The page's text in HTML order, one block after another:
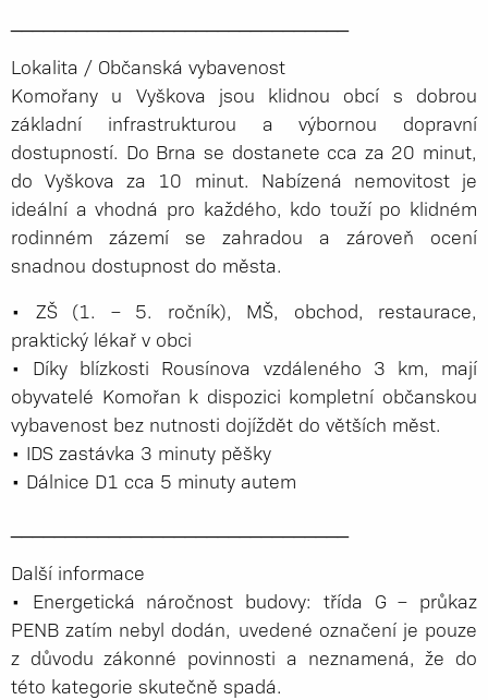
Lokalita / Občanská vybavenost
Komořany u Vyškova jsou klidnou obcí s dobrou
základní infrastrukturou a výbornou dopravní
dostupností. Do Brna se dostanete cca za 20 minut,
do Vyškova za 10 minut. Nabízená nemovitost je
ideální a vhodná pro každého, kdo touží po klidném
rodinném zázemí se zahradou a zároveň ocení
snadnou dostupnost do města.
• ZŠ (1. – 5. ročník), MŠ, obchod, restaurace,
praktický lékař v obci
• Díky blízkosti Rousínova vzdáleného 3 km, mají
obyvatelé Komořan k dispozici kompletní občanskou
vybavenost bez nutnosti dojíždět do větších měst.
• IDS zastávka 3 minuty pěšky
• Dálnice D1 cca 5 minuty autem
Další informace
• Energetická náročnost budovy: třída G – průkaz
PENB zatím nebyl dodán, uvedené označení je pouze
z důvodu zákonné povinnosti a neznamená, že do
této kategorie skutečně spadá.